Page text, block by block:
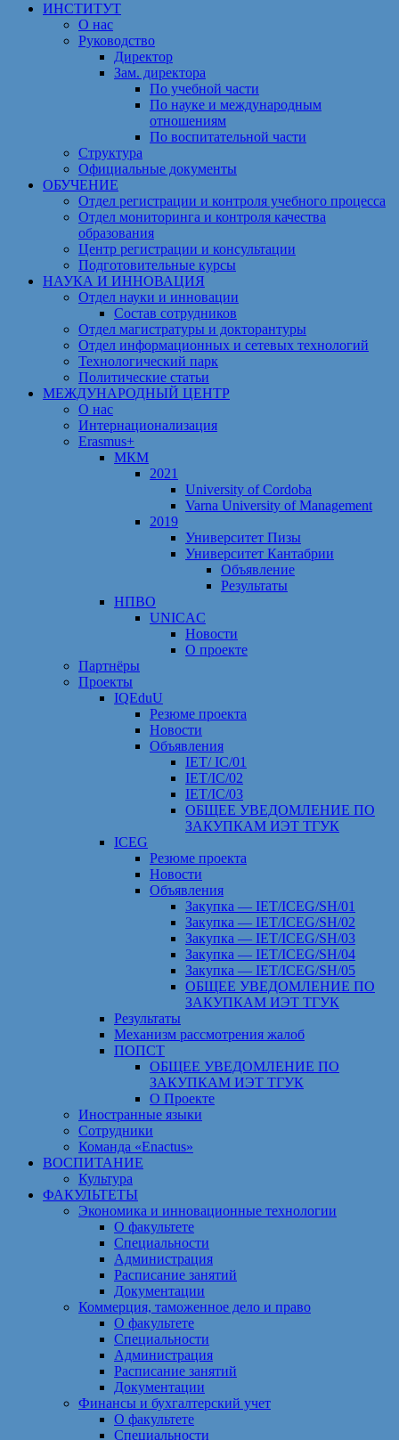
ИНСТИТУТ
О нас
Руководство
Директор
Зам. директора
По учебной части
По науке и международным
отношениям
По воспитательной части
Структура
Официальные документы
ОБУЧЕНИЕ
Отдел регистрации и контроля учебного процесса
Отдел мониторинга и контроля качества
образования
Центр регистрации и консультации
Подготовительные курсы
НАУКА И ИННОВАЦИЯ
Отдел науки и инновации
Состав сотрудников
Отдел магистратуры и докторантуры
Отдел информационных и сетевых технологий
Технологический парк
Политические статьи
МЕЖДУНАРОДНЫЙ ЦЕНТР
О нас
Интернационализация
Erasmus+
МКМ
2021
University of Cordoba
Varna University of Management
2019
Университет Пизы
Университет Кантабрии
Объявление
Результаты
НПВО
UNICAC
Новости
О проекте
Партнёры
Проекты
IQEduU
Резюме проекта
Новости
Объявления
IET/ IC/01
IET/IC/02
IET/IC/03
ОБЩЕЕ УВЕДОМЛЕНИЕ ПО
ЗАКУПКАМ ИЭТ ТГУК
ICEG
Резюме проекта
Новости
Объявления
Закупка — IET/ICEG/SH/01
Закупка — IET/ICEG/SH/02
Закупка — IET/ICEG/SH/03
Закупка — IET/ICEG/SH/04
Закупка — IET/ICEG/SH/05
ОБЩЕЕ УВЕДОМЛЕНИЕ ПО
ЗАКУПКАМ ИЭТ ТГУК
Результаты
Механизм рассмотрения жалоб
ПОПСТ
ОБЩЕЕ УВЕДОМЛЕНИЕ ПО
ЗАКУПКАМ ИЭТ ТГУК
О Проекте
Иностранные языки
Сотрудники
Команда «Enactus»
ВОСПИТАНИЕ
Культура
ФАКУЛЬТЕТЫ
Экономика и инновационные технологии
О факультете
Специальности
Администрация
Расписание занятий
Документации
Коммерция, таможенное дело и право
О факультете
Специальности
Администрация
Расписание занятий
Документации
Финансы и бухгалтерский учет
О факультете
Специальности